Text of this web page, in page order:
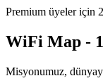
Premium üyeler için
WiFi Map -
Misyonumuz,